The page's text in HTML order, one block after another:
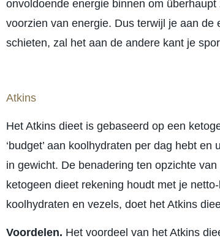
onvoldoende energie binnen om
voorzien van energie. Dus terwijl je aan
schieten, zal het aan de andere kant je
Atkins
Het Atkins dieet is gebaseerd op een
‘budget’ aan koolhydraten per dag hebt
in gewicht. De benadering ten opzichte
ketogeen dieet rekening houdt met je
koolhydraten en vezels, doet het Atkins
Voordelen. Het voordeel van het Atkins